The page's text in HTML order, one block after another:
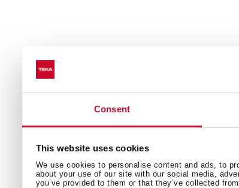
Consent
This website uses cookies
We use cookies to personalise content and ads, to
about your use of our site with our social media,
you’ve provided to them or that they’ve collected